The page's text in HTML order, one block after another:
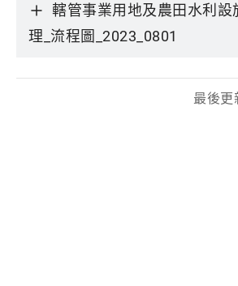
轄管事業用地及農田水利設
理_流程圖_2023_0801
最後